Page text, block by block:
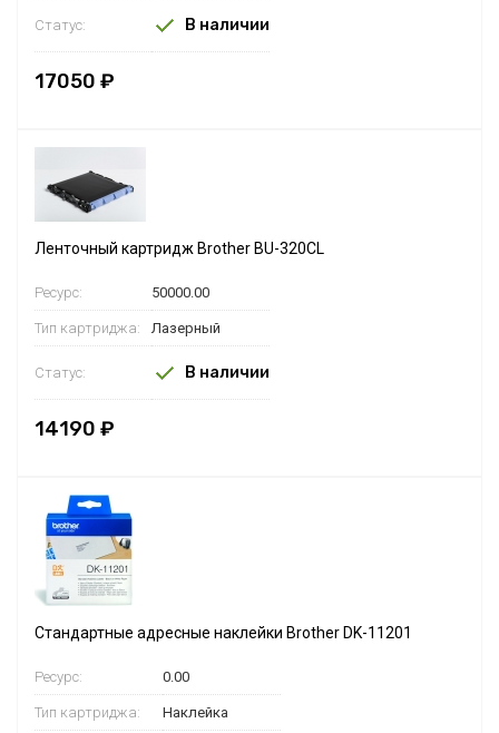
Статус: В наличии
17050 ₽
Ленточный картридж Brother BU-320CL
Ресурс: 50000.00
Тип картриджа: Лазерный
Статус: В наличии
14190 ₽
Стандартные адресные наклейки Brother DK-11201
Ресурс: 0.00
Тип картриджа: Наклейка